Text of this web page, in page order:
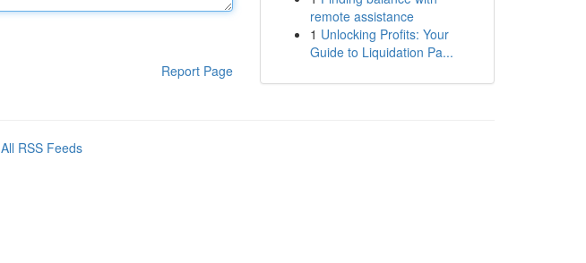
Report Page
remote assistance
1 Unlocking Profits: Your
Guide to Liquidation Pa...
All RSS Feeds